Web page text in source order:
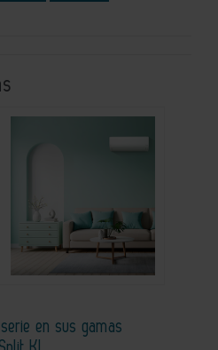
en sus gamas